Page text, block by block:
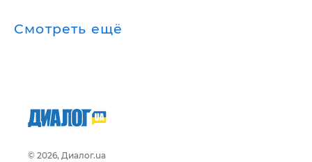
Смотреть ещё
© 2026, Диалог.ua